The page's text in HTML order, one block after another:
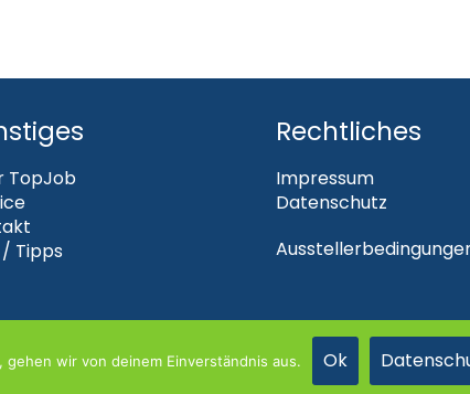
TopJob
/ Tipps
Rechtliches
Impressum
Datenschutz
wir von deinem Einverständnis aus. Ok